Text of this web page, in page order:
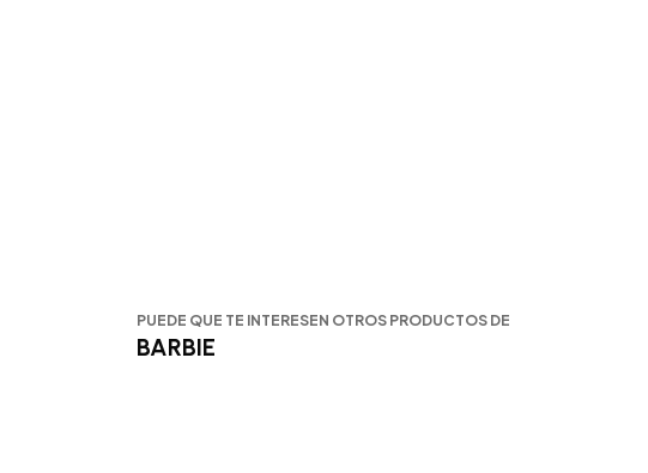
PUEDE QUE TE INTERESEN OTROS PRODUCTOS DE
BARBIE